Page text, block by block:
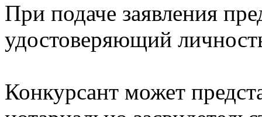
При подаче заявления
удостоверяющий
Конкурсант может